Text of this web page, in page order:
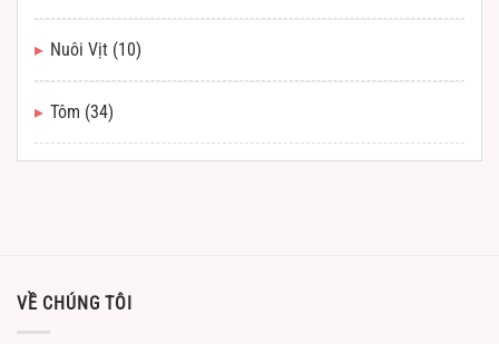
Nuôi Vịt (10)
Tôm (34)
VỀ CHÚNG TÔI